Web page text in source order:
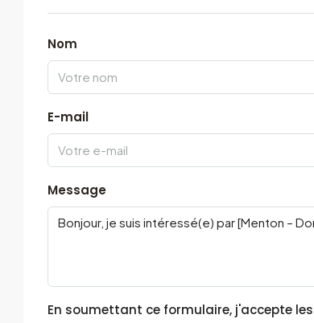
Nom
E-mail
Message
En soumettant ce formulaire, j'accepte les